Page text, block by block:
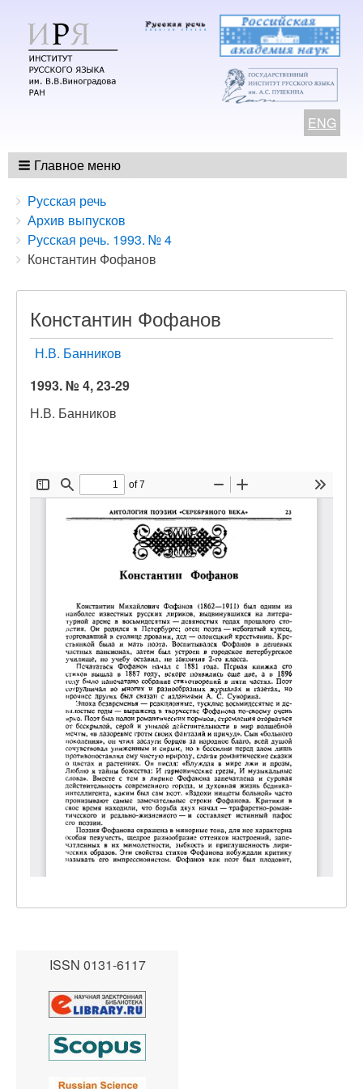
ENG
Главное меню
Breadcrumbs
You
are
here:
Русская речь
Архив выпусков
Русская речь. 1993. № 4
Константин Фофанов
Константин Фофанов
Н.В. Банников
1993. № 4, 23-29
Н.В. Банников
ISSN 0131-6117